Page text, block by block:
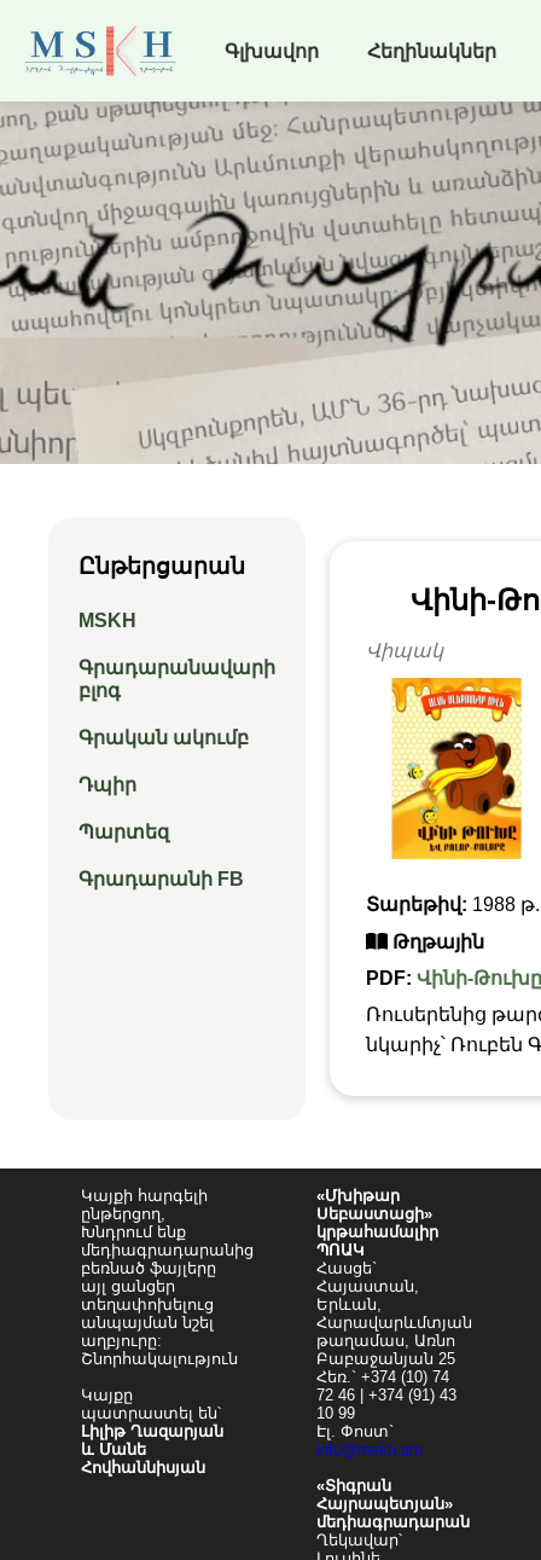
Գլխավոր Հեղինակներ
Ընթերցարան
MSKH
Գրադարանավարի
բլոգ
Գրական ակումբ
Դպիր
Պարտեզ
Գրադարանի FB
Վինի-
Վիպակ
Տարեթիվ: 1988 թ.
Թղթային
PDF: Վինի-Թուխը
Ռուսերենից
նկարիչ՝ Ռուբեն
Կայքի հարգելի
ընթերցող,
Խնդրում ենք
մեդիագրադարանից
բեռնած ֆայլերը
այլ ցանցեր
տեղափոխելուց
անպայման նշել
աղբյուրը:
Շնորհակալություն
Կայքը
պատրաստել են՝
Լիլիթ Ղազարյան
և Մանե
Հովհաննիսյան
«Մխիթար
Սեբաստացի»
կրթահամալիր
ՊՈԱԿ
Հասցե`
Հայաստան,
Երևան,
Հարավարևմտյան
թաղամաս, Առնո
Բաբաջանյան 25
Հեռ.` +374 (10) 74
72 46 | +374 (91) 43
10 99
Էլ. Փոստ`
info@mskh.am
«Տիգրան
Հայրապետյան»
մեդիագրադարան
Ղեկավար՝